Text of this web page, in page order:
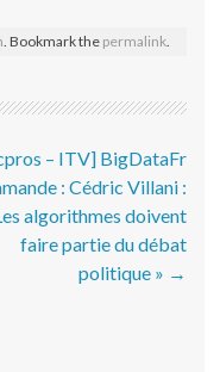
. Bookmark the permalink.
– ITV] BigDataFr
: Cédric Villani :
algorithmes doivent
faire partie du débat
politique » →